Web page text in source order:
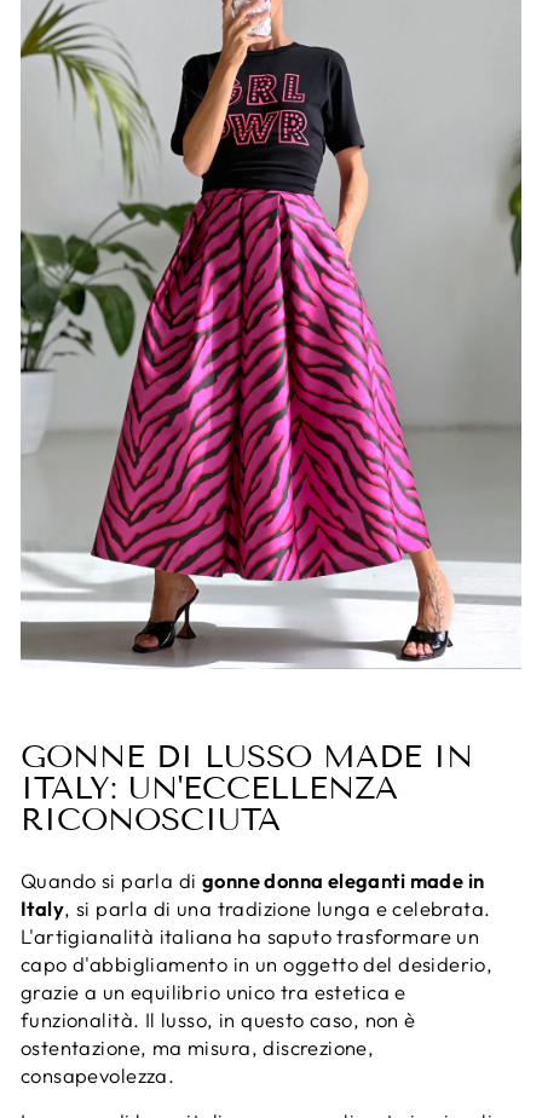
GONNE DI LUSSO MADE IN
ITALY: UN'ECCELLENZA
RICONOSCIUTA
Quando si parla di gonne donna eleganti made in
Italy, si parla di una tradizione lunga e celebrata.
L'artigianalità italiana ha saputo trasformare un
capo d'abbigliamento in un oggetto del desiderio,
grazie a un equilibrio unico tra estetica e
funzionalità. Il lusso, in questo caso, non è
ostentazione, ma misura, discrezione,
consapevolezza.